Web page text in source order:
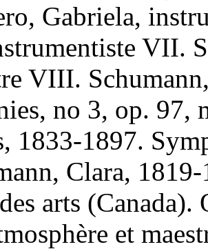
Gabriela,
VII.
VIII.
no 3, op. 97,
1833-1897.
Clara,
arts
et